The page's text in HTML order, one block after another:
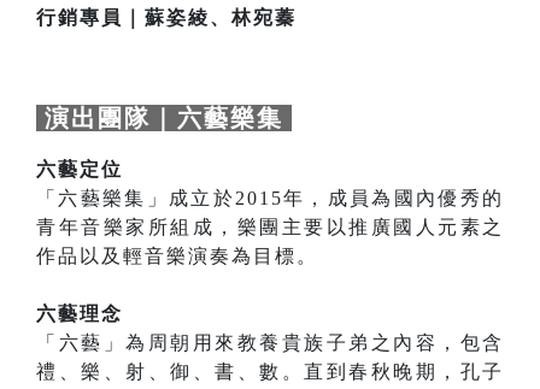
行銷專員｜蘇姿綾、林宛蓁
演出團隊｜六藝樂集
六藝定位
「六藝樂集」成立於2015年，成員為國內優秀的
青年音樂家所組成，樂團主要以推廣國人元素之
作品以及輕音樂演奏為目標。
六藝理念
「六藝」為周朝用來教養貴族子弟之內容，包含
禮、樂、射、御、書、數。直到春秋晚期，孔子